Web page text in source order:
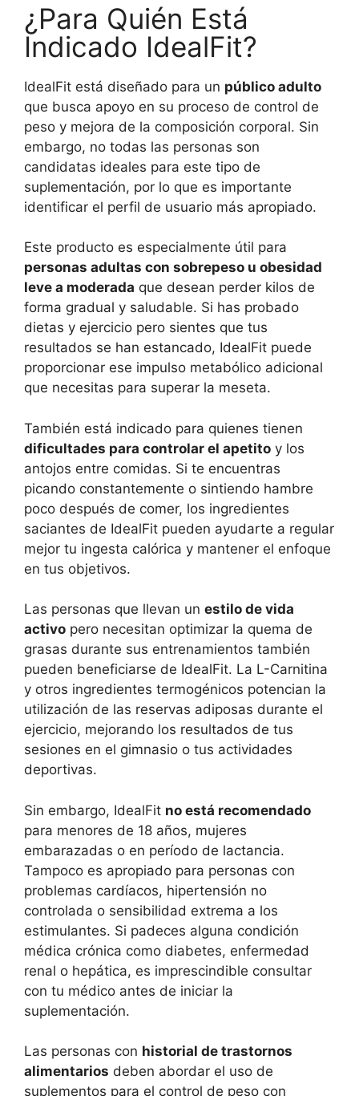
¿Para Quién Está
Indicado IdealFit?
IdealFit está diseñado para un público adulto
que busca apoyo en su proceso de control de
peso y mejora de la composición corporal. Sin
embargo, no todas las personas son
candidatas ideales para este tipo de
suplementación, por lo que es importante
identificar el perfil de usuario más apropiado.
Este producto es especialmente útil para
personas adultas con sobrepeso u obesidad
leve a moderada que desean perder kilos de
forma gradual y saludable. Si has probado
dietas y ejercicio pero sientes que tus
resultados se han estancado, IdealFit puede
proporcionar ese impulso metabólico adicional
que necesitas para superar la meseta.
También está indicado para quienes tienen
dificultades para controlar el apetito y los
antojos entre comidas. Si te encuentras
picando constantemente o sintiendo hambre
poco después de comer, los ingredientes
saciantes de IdealFit pueden ayudarte a regular
mejor tu ingesta calórica y mantener el enfoque
en tus objetivos.
Las personas que llevan un estilo de vida
activo pero necesitan optimizar la quema de
grasas durante sus entrenamientos también
pueden beneficiarse de IdealFit. La L-Carnitina
y otros ingredientes termogénicos potencian la
utilización de las reservas adiposas durante el
ejercicio, mejorando los resultados de tus
sesiones en el gimnasio o tus actividades
deportivas.
Sin embargo, IdealFit no está recomendado
para menores de 18 años, mujeres
embarazadas o en período de lactancia.
Tampoco es apropiado para personas con
problemas cardíacos, hipertensión no
controlada o sensibilidad extrema a los
estimulantes. Si padeces alguna condición
médica crónica como diabetes, enfermedad
renal o hepática, es imprescindible consultar
con tu médico antes de iniciar la
suplementación.
Las personas con historial de trastornos
alimentarios deben abordar el uso de
suplementos para el control de peso con